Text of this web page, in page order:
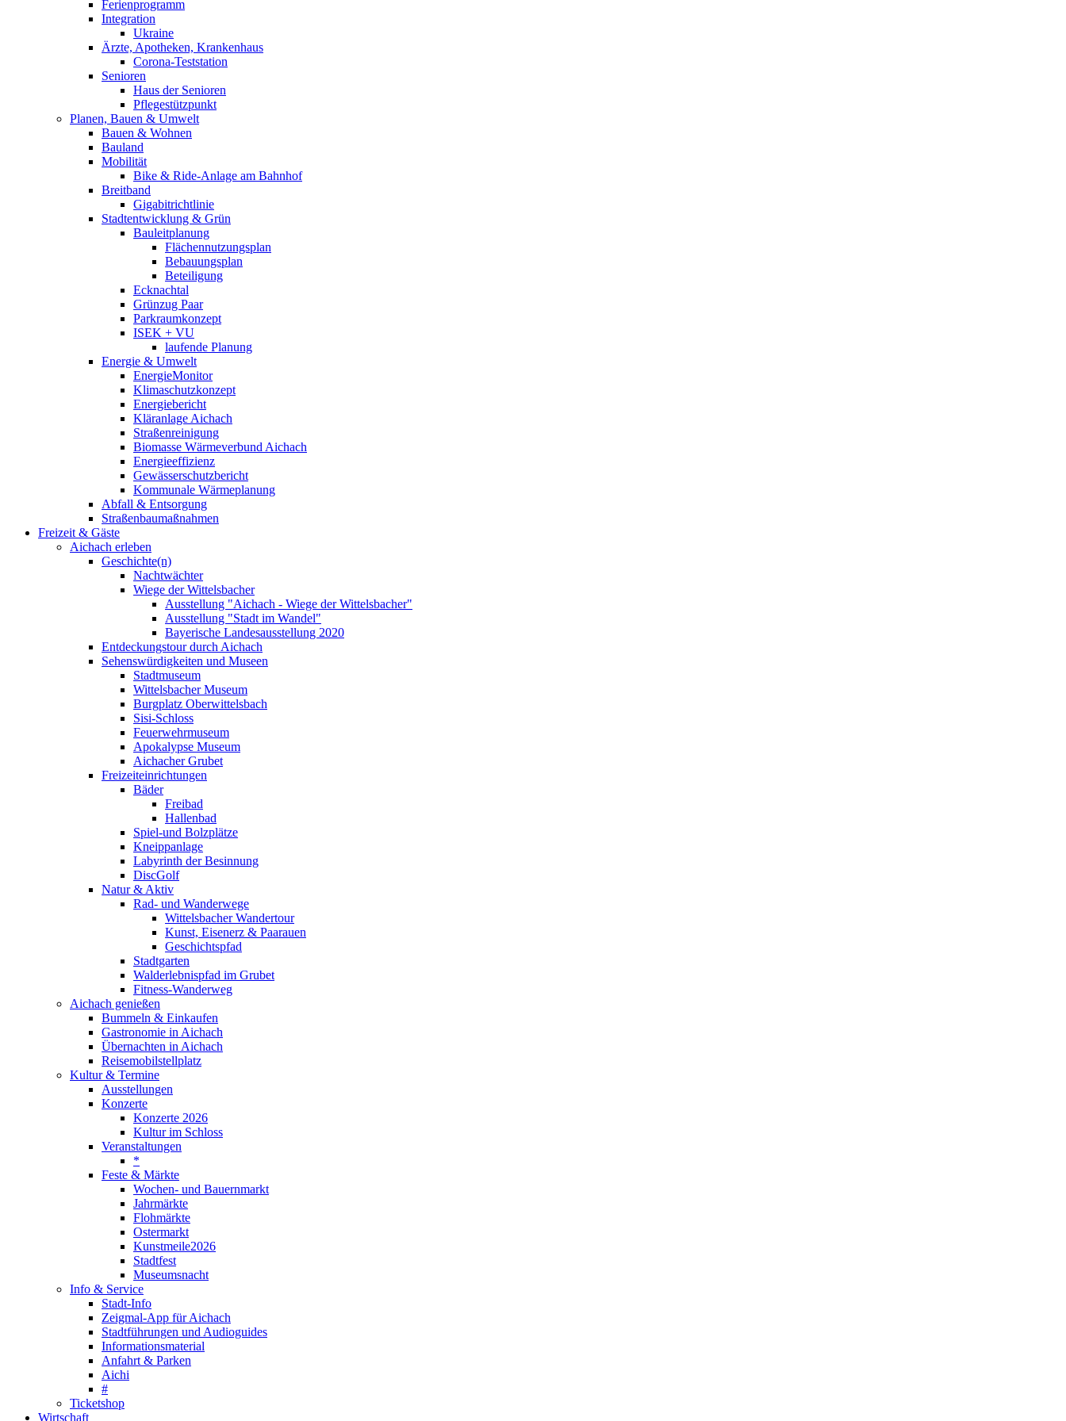
Ferienprogramm
Integration
Ukraine
Ärzte, Apotheken, Krankenhaus
Corona-Teststation
Senioren
Haus der Senioren
Pflegestützpunkt
Planen, Bauen & Umwelt
Bauen & Wohnen
Bauland
Mobilität
Bike & Ride-Anlage am Bahnhof
Breitband
Gigabitrichtlinie
Stadtentwicklung & Grün
Bauleitplanung
Flächennutzungsplan
Bebauungsplan
Beteiligung
Ecknachtal
Grünzug Paar
Parkraumkonzept
ISEK + VU
laufende Planung
Energie & Umwelt
EnergieMonitor
Klimaschutzkonzept
Energiebericht
Kläranlage Aichach
Straßenreinigung
Biomasse Wärmeverbund Aichach
Energieeffizienz
Gewässerschutzbericht
Kommunale Wärmeplanung
Abfall & Entsorgung
Straßenbaumaßnahmen
Freizeit & Gäste
Aichach erleben
Geschichte(n)
Nachtwächter
Wiege der Wittelsbacher
Ausstellung "Aichach - Wiege der Wittelsbacher"
Ausstellung "Stadt im Wandel"
Bayerische Landesausstellung 2020
Entdeckungstour durch Aichach
Sehenswürdigkeiten und Museen
Stadtmuseum
Wittelsbacher Museum
Burgplatz Oberwittelsbach
Sisi-Schloss
Feuerwehrmuseum
Apokalypse Museum
Aichacher Grubet
Freizeiteinrichtungen
Bäder
Freibad
Hallenbad
Spiel-und Bolzplätze
Kneippanlage
Labyrinth der Besinnung
DiscGolf
Natur & Aktiv
Rad- und Wanderwege
Wittelsbacher Wandertour
Kunst, Eisenerz & Paarauen
Geschichtspfad
Stadtgarten
Walderlebnispfad im Grubet
Fitness-Wanderweg
Aichach genießen
Bummeln & Einkaufen
Gastronomie in Aichach
Übernachten in Aichach
Reisemobilstellplatz
Kultur & Termine
Ausstellungen
Konzerte
Konzerte 2026
Kultur im Schloss
Veranstaltungen
*
Feste & Märkte
Wochen- und Bauernmarkt
Jahrmärkte
Flohmärkte
Ostermarkt
Kunstmeile2026
Stadtfest
Museumsnacht
Info & Service
Stadt-Info
Zeigmal-App für Aichach
Stadtführungen und Audioguides
Informationsmaterial
Anfahrt & Parken
Aichi
#
Ticketshop
Wirtschaft